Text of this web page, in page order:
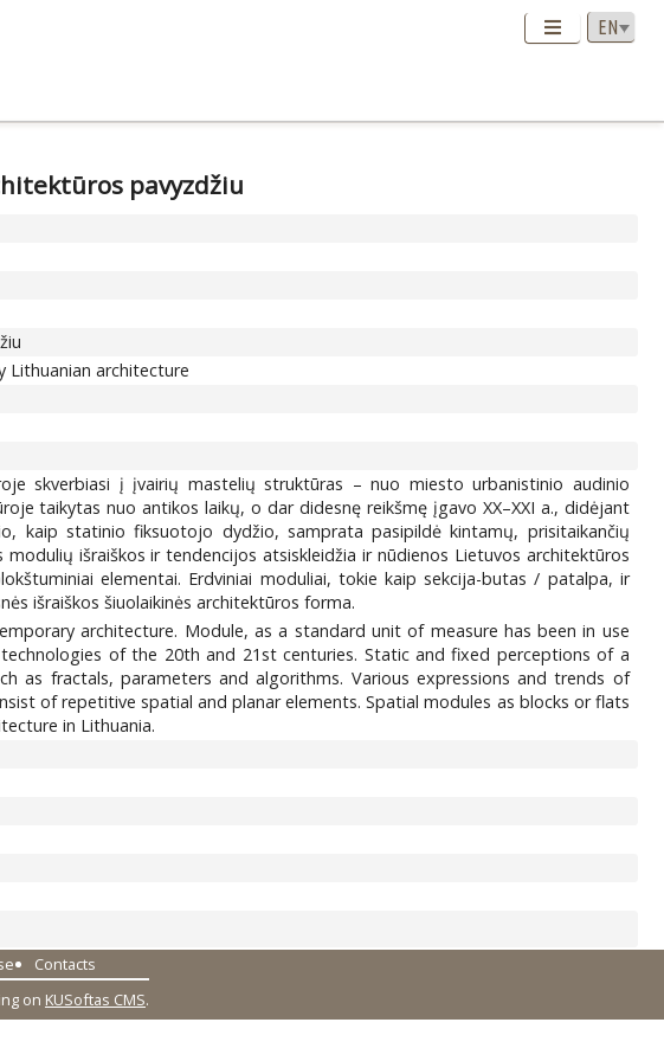
pavyzdžiu
architecture
skverbiasi į įvairių mastelių struktūras – nuo miesto urbanistinio audinio
taikytas nuo antikos laikų, o dar didesnę reikšmę įgavo XX–XXI a., didėjant
kaip statinio fiksuotojo dydžio, samprata pasipildė kintamų, prisitaikančių
išraiškos ir tendencijos atsiskleidžia ir nūdienos Lietuvos architektūros
elementai. Erdviniai moduliai, tokie kaip sekcija-butas / patalpa, ir
išraiškos šiuolaikinės architektūros forma.
architecture. Module, as a standard unit of measure has been in use
of the 20th and 21st centuries. Static and fixed perceptions of a
as fractals, parameters and algorithms. Various expressions and trends of
of repetitive spatial and planar elements. Spatial modules as blocks or flats
in Lithuania.
Contacts
on KUSoftas CMS.